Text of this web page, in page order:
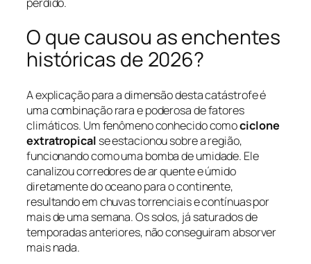
O que causou as enchentes
históricas de 2026?
A explicação para a dimensão desta catástrofe é
uma combinação rara e poderosa de fatores
climáticos. Um fenômeno conhecido comociclone
extratropical se estacionou sobre a região,
funcionando como uma bomba de umidade. Ele
canalizou corredores de ar quente e úmido
diretamente do oceano para o continente,
resultando em chuvas torrenciais e contínuas por
mais de uma semana. Os solos, já saturados de
temporadas anteriores, não conseguiram absorver
mais nada.